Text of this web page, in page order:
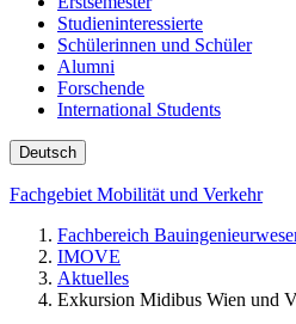
Studieninteressierte
Schülerinnen und Schüler
Alumni
Forschende
International Students
Deutsch
Fachgebiet Mobilität und Verkehr
Fachbereich
IMOVE
Aktuelles
Exkursion Midibus Wien und